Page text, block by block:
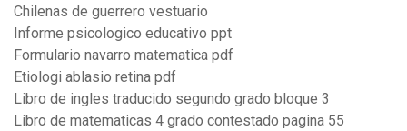
Chilenas de guerrero vestuario
Informe psicologico educativo ppt
Formulario navarro matematica pdf
Etiologi ablasio retina pdf
Libro de ingles traducido segundo grado bloque 3
Libro de matematicas 4 grado contestado pagina 55